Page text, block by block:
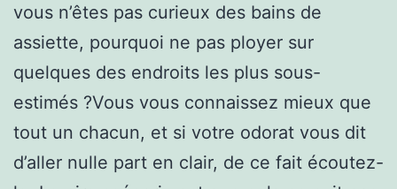
vous n’êtes pas curieux des bains de
assiette, pourquoi ne pas ployer sur
quelques des endroits les plus sous-
estimés ?Vous vous connaissez mieux que
tout un chacun, et si votre odorat vous dit
d’aller nulle part en clair, de ce fait écoutez-